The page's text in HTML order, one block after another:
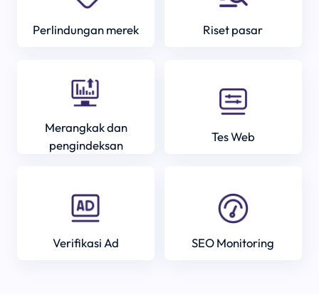
Perlindungan merek Riset pasar
Merangkak dan
pengindeksan
Tes Web
Verifikasi Ad SEO Monitoring